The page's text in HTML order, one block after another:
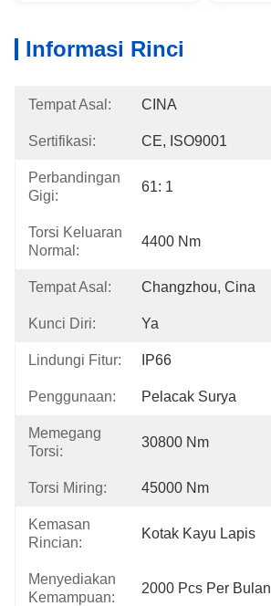
Informasi Rinci
Tempat Asal: CINA
Sertifikasi: CE, ISO9001
Perbandingan
Gigi:
61: 1
Torsi Keluaran
Normal:
4400 Nm
Tempat Asal: Changzhou, Cina
Kunci Diri: Ya
Lindungi Fitur: IP66
Penggunaan: Pelacak Surya
Memegang
Torsi:
30800 Nm
Torsi Miring: 45000 Nm
Kemasan
Rincian:
Kotak Kayu Lapis
Menyediakan
Kemampuan:
2000 Pcs Per Bulan